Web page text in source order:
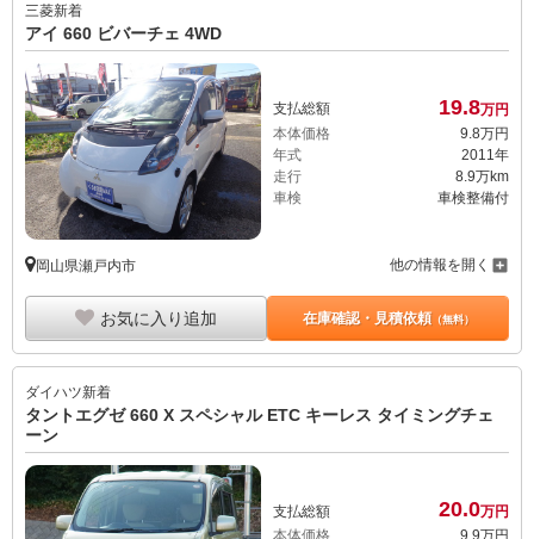
三菱新着
アイ 660 ビバーチェ 4WD
支払総額 19.8万円
本体価格
9. 8万円
年式
2011年
走行
8.9万km
車検
車検整備付
岡山県瀬戸内市 他の情報を開く
お気に入り追加 在庫確認・見積依頼（無料）
ダイハツ新着
タントエグゼ 660 X スペシャル ETC キーレス タイミングチェ
ーン
支払総額 20.0万円
本体価格
9. 9万円